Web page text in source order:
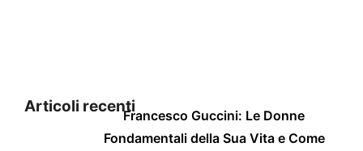
Articoli recentiFrancesco Guccini: Le Donne
Fondamentali della Sua Vita e Come